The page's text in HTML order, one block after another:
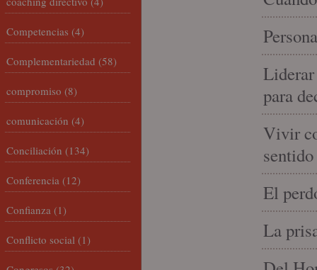
para
Vivir
El
La
Competencias (4)
Complementariedad (58)
compromiso (8)
comunicación (4)
Conciliación (134)
Conferencia (12)
Confianza (1)
Conflicto social (1)